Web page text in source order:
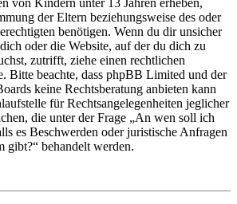
von Kindern unter 13 Jahren erheben,
der Eltern beziehungsweise des oder
benötigen. Wenn du dir unsicher
oder die Website, auf der du dich zu
zutrifft, ziehe einen rechtlichen
Bitte beachte, dass phpBB Limited und der
keine Rechtsberatung anbieten kann
für Rechtsangelegenheiten jeglicher
die unter der Frage „An wen soll ich
es Beschwerden oder juristische Anfragen
gibt?“ behandelt werden.